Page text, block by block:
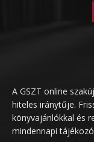
A GSZT online
hiteles iránytűje.
könyvajánlókkal és
mindennapi